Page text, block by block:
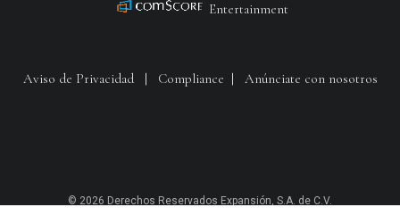
Entertainment
Aviso de Privacidad| Compliance | Anúnciate con nosotros
© 2026 Derechos Reservados Expansión, S.A. de C.V.